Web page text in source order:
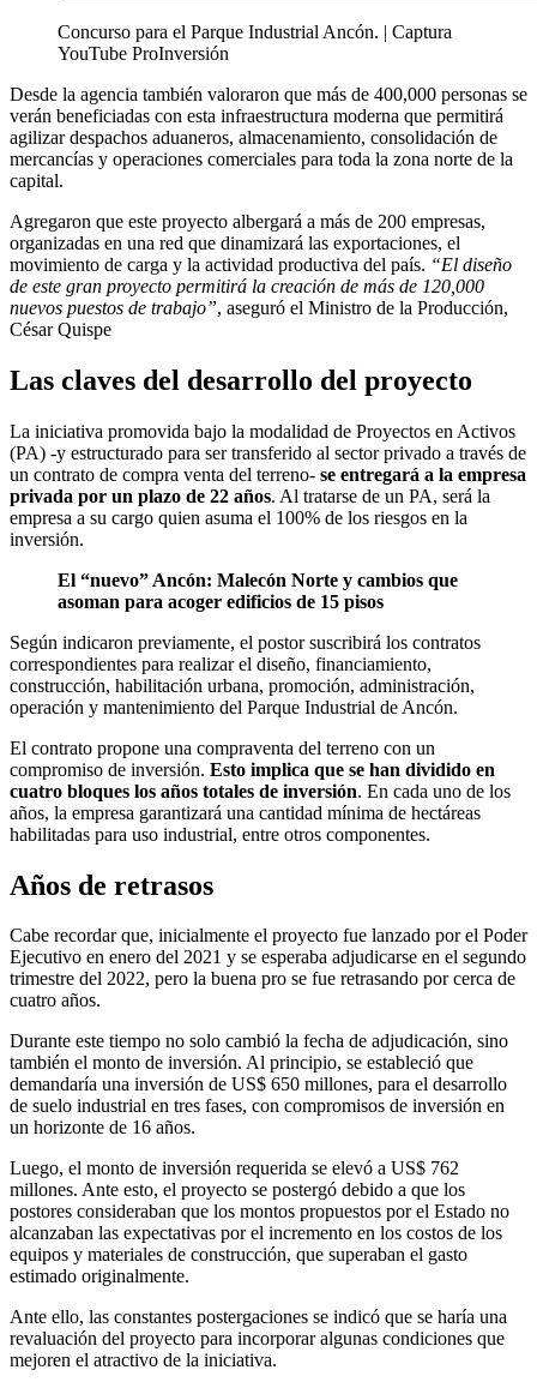
Concurso para el Parque Industrial Ancón. | Captura
YouTube ProInversión
Desde la agencia también valoraron que más de 400,000 personas se
verán beneficiadas con esta infraestructura moderna que permitirá
agilizar despachos aduaneros, almacenamiento, consolidación de
mercancías y operaciones comerciales para toda la zona norte de la
capital.
Agregaron que este proyecto albergará a más de 200 empresas,
organizadas en una red que dinamizará las exportaciones, el
movimiento de carga y la actividad productiva del país. “El diseño
de este gran proyecto permitirá la creación de más de 120,000
nuevos puestos de trabajo”, aseguró el Ministro de la Producción,
César Quispe
Las claves del desarrollo del proyecto
La iniciativa promovida bajo la modalidad de Proyectos en Activos
(PA) -y estructurado para ser transferido al sector privado a través de
un contrato de compra venta del terreno- se entregará a la empresa
privada por un plazo de 22 años. Al tratarse de un PA, será la
empresa a su cargo quien asuma el 100% de los riesgos en la
inversión.
El “nuevo” Ancón: Malecón Norte y cambios que
asoman para acoger edificios de 15 pisos
Según indicaron previamente, el postor suscribirá los contratos
correspondientes para realizar el diseño, financiamiento,
construcción, habilitación urbana, promoción, administración,
operación y mantenimiento del Parque Industrial de Ancón.
El contrato propone una compraventa del terreno con un
compromiso de inversión. Esto implica que se han dividido en
cuatro bloques los años totales de inversión. En cada uno de los
años, la empresa garantizará una cantidad mínima de hectáreas
habilitadas para uso industrial, entre otros componentes.
Años de retrasos
Cabe recordar que, inicialmente el proyecto fue lanzado por el Poder
Ejecutivo en enero del 2021 y se esperaba adjudicarse en el segundo
trimestre del 2022, pero la buena pro se fue retrasando por cerca de
cuatro años.
Durante este tiempo no solo cambió la fecha de adjudicación, sino
también el monto de inversión. Al principio, se estableció que
demandaría una inversión de US$ 650 millones, para el desarrollo
de suelo industrial en tres fases, con compromisos de inversión en
un horizonte de 16 años.
Luego, el monto de inversión requerida se elevó a US$ 762
millones. Ante esto, el proyecto se postergó debido a que los
postores consideraban que los montos propuestos por el Estado no
alcanzaban las expectativas por el incremento en los costos de los
equipos y materiales de construcción, que superaban el gasto
estimado originalmente.
Ante ello, las constantes postergaciones se indicó que se haría una
revaluación del proyecto para incorporar algunas condiciones que
mejoren el atractivo de la iniciativa.